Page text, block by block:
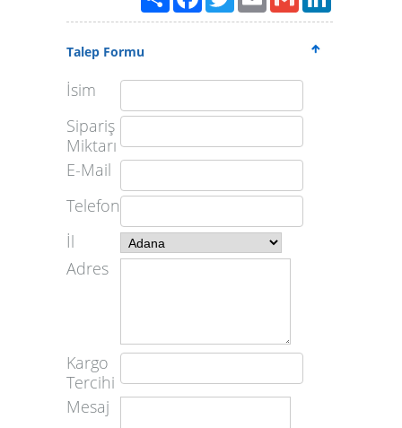
Talep Formu
İsim
Sipariş
Miktarı
E-Mail
Telefon
İl
Adres
Kargo
Tercihi
Mesaj